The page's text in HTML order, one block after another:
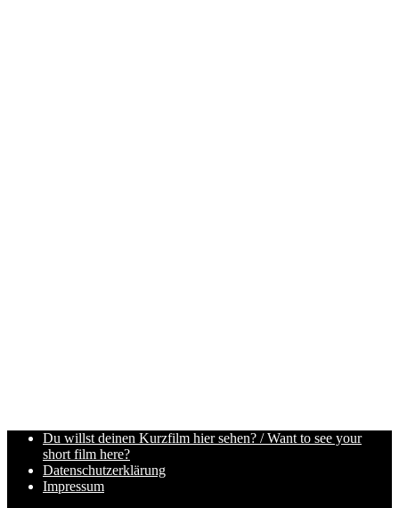
Du willst deinen Kurzfilm hier sehen? / Want to see your
short film here?
Datenschutzerklärung
Impressum